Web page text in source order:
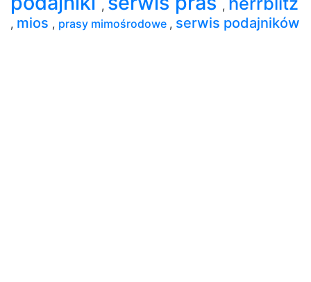
, ,
, mios , prasy mimośrodowe , serwis podajników